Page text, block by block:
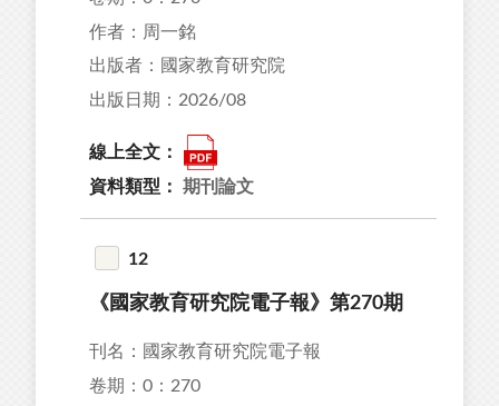
作者：周一銘
出版者：國家教育研究院
出版日期：2026/08
線上全文：
資料類型： 期刊論文
12
《國家教育研究院電子報》第270期
刊名：國家教育研究院電子報
卷期：0：270